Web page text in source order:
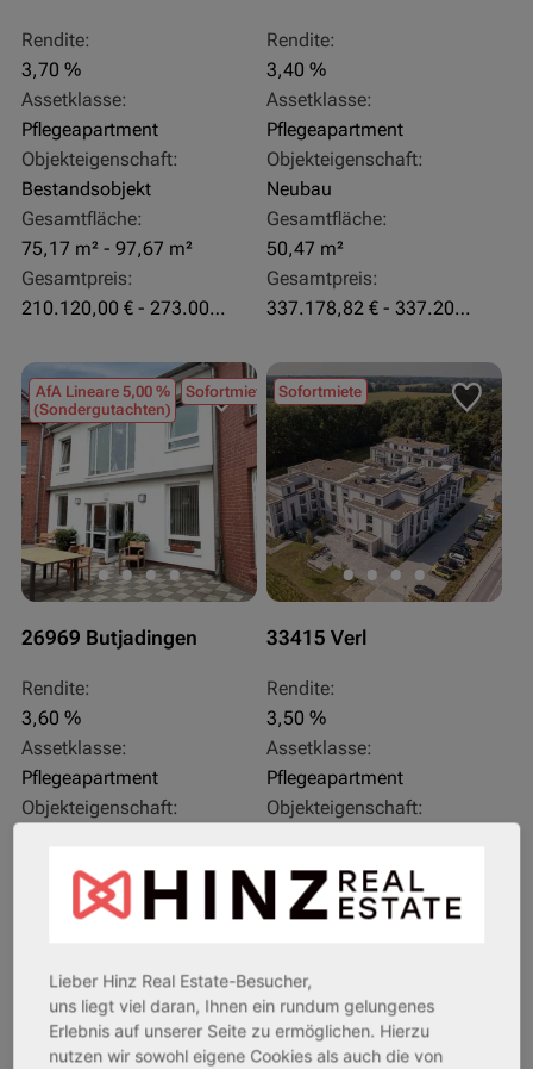
Rendite:
3,70 %
Assetklasse:
Pflegeapartment
Objekteigenschaft:
Bestandsobjekt
Gesamtfläche:
75,17 m² - 97,67 m²
Gesamtpreis:
210.120,00 € - 273.003,24 €
Rendite:
3,40 %
Assetklasse:
Pflegeapartment
Objekteigenschaft:
Neubau
Gesamtfläche:
50,47 m²
Gesamtpreis:
337.178,82 € - 337.207,06 €
AfA Lineare 5,00 %
(Sondergutachten)
Sofortmiete
26969 Butjadingen
Rendite:
3,60 %
Assetklasse:
Pflegeapartment
Objekteigenschaft:
Gesamtfläche:
41,59 m² - 62,15 m²
Gesamtpreis:
Sofortmiete
33415 Verl
Rendite:
3,50 %
Assetklasse:
Pflegeapartment
Objekteigenschaft:
Gesamtfläche:
50,95 m² - 56,21 m²
Gesamtpreis:
AfA Degressive 5,00 % Sofortmiete
Lieber Hinz Real Estate-Besucher,
uns liegt viel daran, Ihnen ein rundum gelungenes
Erlebnis auf unserer Seite zu ermöglichen. Hierzu
nutzen wir sowohl eigene Cookies als auch die von